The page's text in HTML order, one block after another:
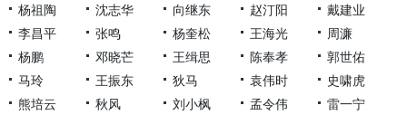
杨祖陶
沈志华 向继东 赵汀阳
戴建业
李昌平
张鸣 杨奎松 王海光
周濂
杨鹏
邓晓芒 王缉思 陈奉孝
郭世佑
马玲
王振东 狄马 袁伟时
史啸虎
熊培云
秋风 刘小枫 孟令伟
雷一宁